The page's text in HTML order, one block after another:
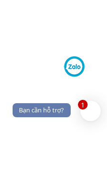
1
Bạn cần hỗ trợ?